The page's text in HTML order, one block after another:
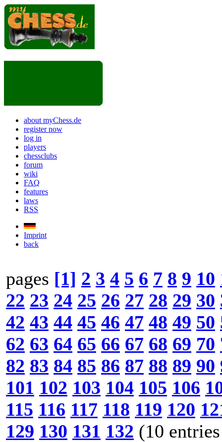
about myChess.de
register now
log in
players
chessclubs
forum
wiki
FAQ
features
laws
RSS
Imprint
back
pages [1] 2 3 4 5 6 7 8 9 10
22 23 24 25 26 27 28 29 30
42 43 44 45 46 47 48 49 50
62 63 64 65 66 67 68 69 70
82 83 84 85 86 87 88 89 90
101 102 103 104 105 106
115 116 117 118 119 120
129 130 131 132 (10